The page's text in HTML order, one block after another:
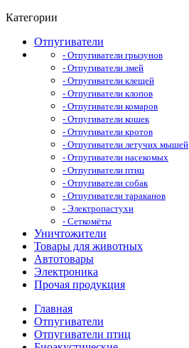
Категории
Отпугиватели
- Отпугиватели грызунов
- Отпугиватели змей
- Отпугиватели клещей
- Отпугиватели клопов
- Отпугиватели комаров
- Отпугиватели кошек
- Отпугиватели кротов
- Отпугиватели летучих мышей
- Отпугиватели насекомых
- Отпугиватели птиц
- Отпугиватели собак
- Отпугиватели тараканов
- Электропастухи
- Сеткомёты
Уничтожители
Товары для животных
Автотовары
Электроника
Прочая продукция
Главная
Отпугиватели
Отпугиватели птиц